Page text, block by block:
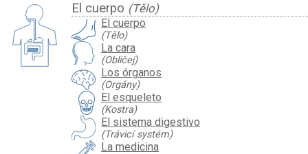
El cuerpo (Tělo)
El cuerpo
(Tělo)
La cara
(Obličej)
Los órganos
(Orgány)
El esqueleto
(Kostra)
El sistema digestivo
(Trávicí systém)
La medicina